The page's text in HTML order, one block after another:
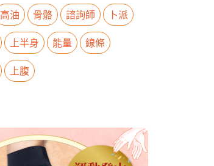
高油 骨骼 諮詢師
卜派
上半身 能量
線條
上腹